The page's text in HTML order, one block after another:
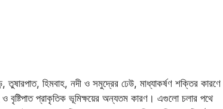
তুষারপাত, হিমবাহ, নদী ও সমুদ্রের ঢেউ, মাধ্যাকর্ষণ শক্তির কারণে
বৃষ্টিপাত প্রাকৃতিক ভূমিক্ষয়ের অন্যতম কারণ। এগুলো চলার পথে